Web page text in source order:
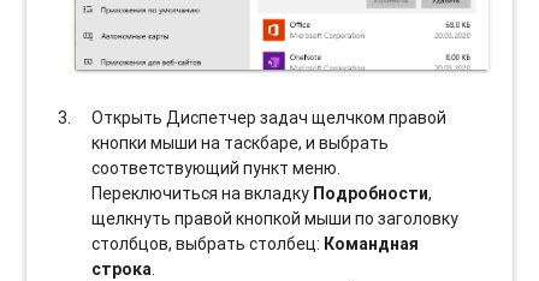
Открыть Диспетчер задач щелчком правой
кнопки мыши на таскбаре, и выбрать
соотвeтствующий пункт меню.
Переключиться на вкладку Подробности,
щелкнуть правой кнопкой мыши по заголовку
столбцов, выбрать столбец: Командная
строка.